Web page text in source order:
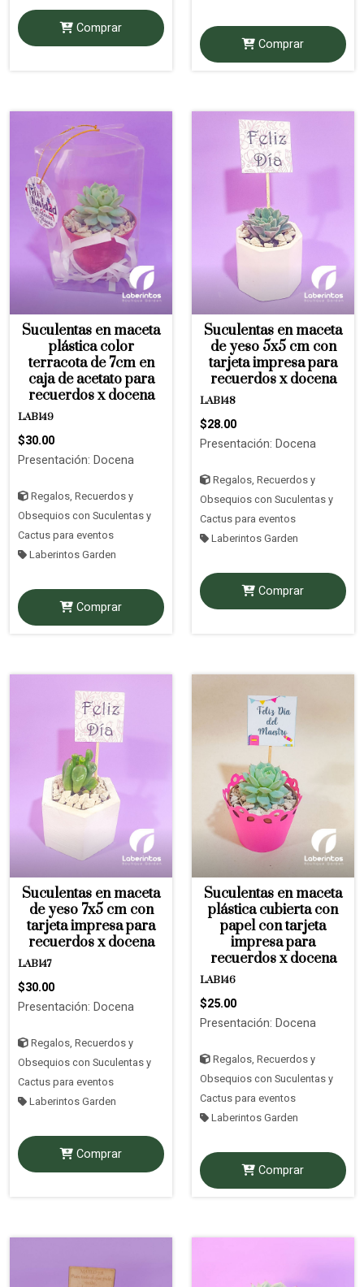
Comprar
Comprar
Suculentas en maceta
plástica color
terracota de 7cm en
caja de acetato para
recuerdos x docena
LAB149
$30.00
Presentación: Docena
Regalos, Recuerdos y
Obsequios con Suculentas y
Cactus para eventos
Laberintos Garden
Comprar
Suculentas en maceta
de yeso 5x5 cm con
tarjeta impresa para
recuerdos x docena
LAB148
$28.00
Presentación: Docena
Regalos, Recuerdos y
Obsequios con Suculentas y
Cactus para eventos
Laberintos Garden
Comprar
Suculentas en maceta
de yeso 7x5 cm con
tarjeta impresa para
recuerdos x docena
LAB147
$30.00
Presentación: Docena
Regalos, Recuerdos y
Obsequios con Suculentas y
Cactus para eventos
Laberintos Garden
Comprar
Suculentas en maceta
plástica cubierta con
papel con tarjeta
impresa para
recuerdos x docena
LAB146
$25.00
Presentación: Docena
Regalos, Recuerdos y
Obsequios con Suculentas y
Cactus para eventos
Laberintos Garden
Comprar